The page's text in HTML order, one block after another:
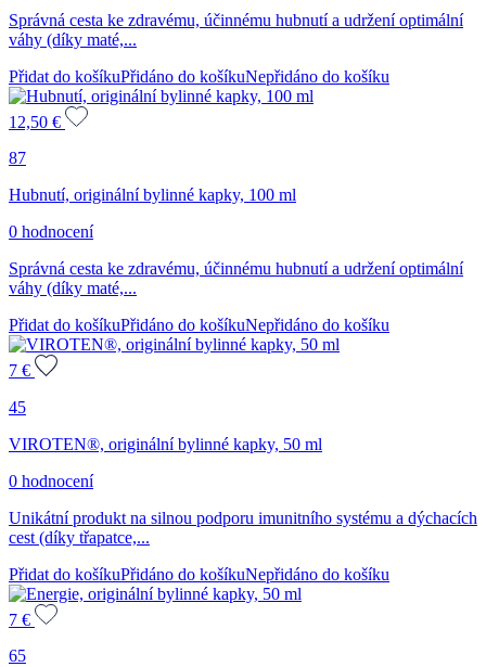
Správná cesta ke zdravému, účinnému hubnutí a udržení optimální
váhy (díky maté,...
Přidat do košíkuPřidáno do košíkuNepřidáno do košíku
12,50 €
87
Hubnutí, originální bylinné kapky, 100 ml
0 hodnocení
Správná cesta ke zdravému, účinnému hubnutí a udržení optimální
váhy (díky maté,...
Přidat do košíkuPřidáno do košíkuNepřidáno do košíku
7 €
45
VIROTEN®, originální bylinné kapky, 50 ml
0 hodnocení
Unikátní produkt na silnou podporu imunitního systému a dýchacích
cest (díky třapatce,...
Přidat do košíkuPřidáno do košíkuNepřidáno do košíku
7 €
65